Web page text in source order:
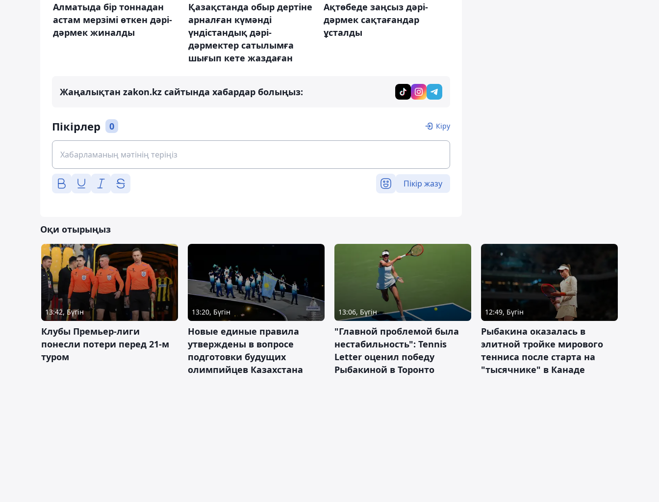
Алматыда бір тоннадан
астам мерзімі өткен дәрі-
дәрмек жиналды
Қазақстанда обыр дертіне
арналған күмәнді
үндістандық дәрі-
дәрмектер сатылымға
шығып кете жаздаған
Ақтөбеде заңсыз дәрі-
дәрмек сақтағандар
ұсталды
Жаңалықтан zakon.kz сайтында хабардар болыңыз:
Пікірлер 0 Кіру
Пікір жазу
Оқи отырыңыз
13:42, Бүгін
Клубы Премьер-лиги
понесли потери перед 21-м
туром
13:20, Бүгін
Новые единые правила
утверждены в вопросе
подготовки будущих
олимпийцев Казахстана
13:06, Бүгін
"Главной проблемой была
нестабильность": Tennis
Letter оценил победу
Рыбакиной в Торонто
12:49, Бүгін
Рыбакина оказалась в
элитной тройке мирового
тенниса после старта на
"тысячнике" в Канаде